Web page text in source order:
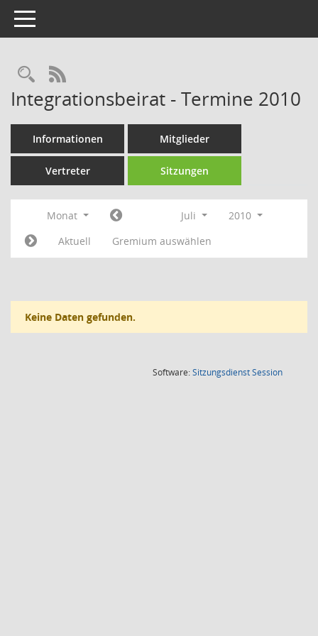
Toggle navigation
Rechercheauswahl
RSS-Feed
Integrationsbeirat - Termine 2010
Informationen Mitglieder
Vertreter Sitzungen
Monat Juli
2010
Aktuell
Gremium auswählen
Keine Daten gefunden.
Software:SitzungsdienstSession(Wird in